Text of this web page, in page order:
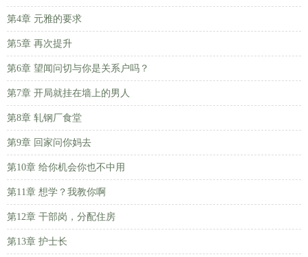
第4章 元雅的要求
第5章 再次提升
第6章 望闻问切与你是关系户吗？
第7章 开局就挂在墙上的男人
第8章 轧钢厂食堂
第9章 回家问你妈去
第10章 给你机会你也不中用
第11章 想学？我教你啊
第12章 干部岗，分配住房
第13章 护士长